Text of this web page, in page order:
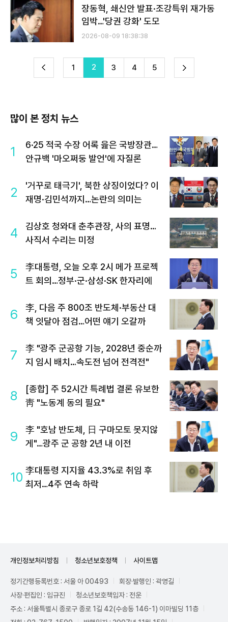
장동혁, 쇄신안 발표·조강특위 재가동
임박…'당권 강화' 도모
2026-08-09 18:38:38
이 1 2 3 4 5 다
많이 본 정치 뉴스
1
6·25 적국 수장 어록 읊은 국방장관…
안규백 '마오쩌둥 발언'에 자질론
2
'거꾸로 태극기', 북한 상징이었다? 이
재명·김민석까지…논란의 의미는
4
김상호 청와대 춘추관장, 사의 표명…
사직서 수리는 미정
5
李대통령, 오늘 오후 2시 메가 프로젝
트 회의…정부·군·삼성·SK 한자리에
6
李, 다음 주 800조 반도체·부동산 대
책 잇달아 점검…어떤 얘기 오갈까
7
李 "광주 군공항 기능, 2028년 중순까
지 임시 배치…속도전 넘어 전격전"
8
[종합] 주 52시간 특례법 결론 유보한
靑 "노동계 동의 필요"
9
李 "호남 반도체, 日 구마모토 못지않
게"…광주 군 공항 2년 내 이전
10 李대통령 지지율 43.3%로 취임 후
최저…4주 연속 하락
개인정보처리방침 청소년보호정책 사이트맵
정기간행등록번호 : 서울 아 00493
회장·발행인 : 곽영길
사장·편집인 : 임규진
청소년보호책임자 : 전운
주소 : 서울특별시 종로구 종로 1길 42(수송동 146-1) 이마빌딩 11층